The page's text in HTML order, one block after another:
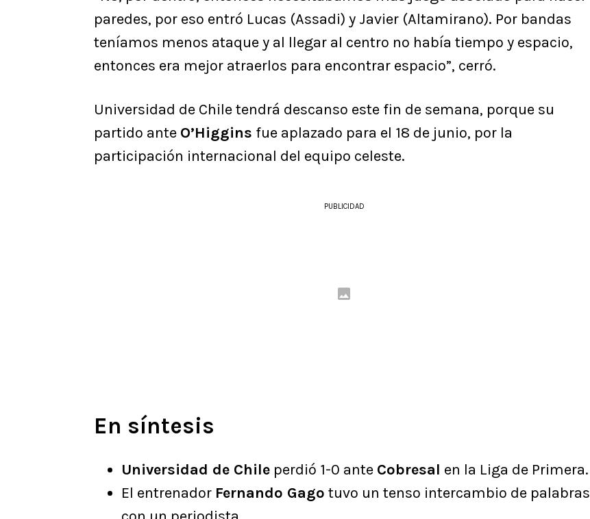
paredes, por eso entró Lucas (Assadi) y Javier (Altamirano). Por bandas
teníamos menos ataque y al llegar al centro no había tiempo y espacio,
entonces era mejor atraerlos para encontrar espacio”, cerró.
Universidad de Chile tendrá descanso este fin de semana, porque su
partido ante O’Higgins fue aplazado para el 18 de junio, por la
participación internacional del equipo celeste.
PUBLICIDAD
En síntesis
Universidad de Chile perdió 1-0 ante Cobresal en la Liga de Primera.
El entrenador Fernando Gago tuvo un tenso intercambio de palabras